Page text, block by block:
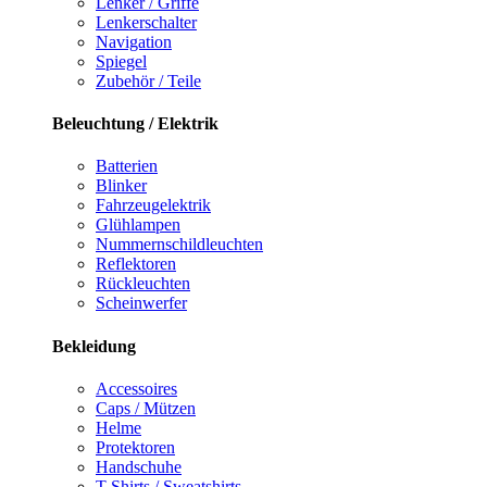
Lenkerschalter
Navigation
Spiegel
Zubehör / Teile
Beleuchtung / Elektrik
Batterien
Blinker
Fahrzeugelektrik
Glühlampen
Nummernschildleuchten
Reflektoren
Rückleuchten
Scheinwerfer
Bekleidung
Accessoires
Caps / Mützen
Helme
Protektoren
Handschuhe